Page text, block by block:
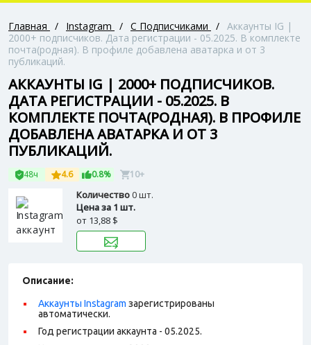
Главная / Instagram / С Подписчиками / Аккаунты IG |
2000+ подписчиков. Дата регистрации - 05.2025. В комплекте
почта(родная). В профиле добавлена аватарка и от 3
публикаций.
АККАУНТЫ IG | 2000+ ПОДПИСЧИКОВ.
ДАТА РЕГИСТРАЦИИ - 05.2025. В
КОМПЛЕКТЕ ПОЧТА(РОДНАЯ). В ПРОФИЛЕ
ДОБАВЛЕНА АВАТАРКА И ОТ 3
ПУБЛИКАЦИЙ.
48ч 4.6 0.8% 10+
Количество0 шт.
Цена за 1 шт.
от 13,88 $
Описание:
Аккаунты Instagram зарегистрированы
автоматически.
Год регистрации аккаунта - 05.2025.